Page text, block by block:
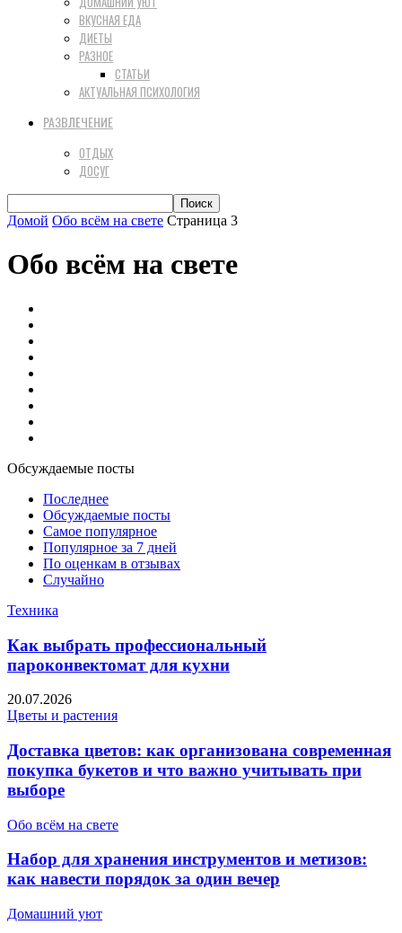
ВКУСНАЯ ЕДА
ДИЕТЫ
РАЗНОЕ
СТАТЬИ
АКТУАЛЬНАЯ ПСИХОЛОГИЯ
РАЗВЛЕЧЕНИЕ
ОТДЫХ
ДОСУГ
Домой Обо всём на свете Страница 3
Обо всём на свете
Обсуждаемые посты
Последнее
Обсуждаемые посты
Самое популярное
Популярное за 7 дней
По оценкам в отзывах
Случайно
Техника
Как выбрать профессиональный
пароконвектомат для кухни
20.07.2026
Цветы и растения
Доставка цветов: как организована современная
покупка букетов и что важно учитывать при
выборе
Обо всём на свете
Набор для хранения инструментов и метизов:
как навести порядок за один вечер
Домашний уют